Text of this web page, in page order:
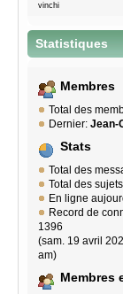
vinchi
Statistiques
Membres
Total des
Dernier: Jean-
Stats
Total des
Total des
En ligne
Record de
1396
(sam. 19 avril
am)
Membres